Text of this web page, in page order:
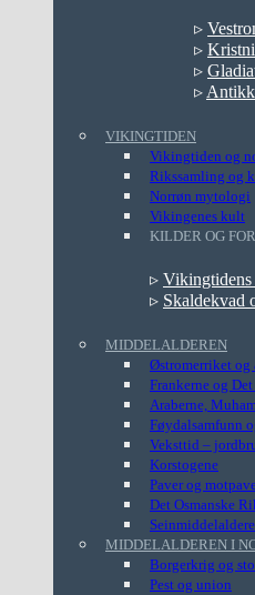
▹
▹
▹
▹
VIKINGTIDEN
Vikingtiden og
Rikssamling og
Norrøn mytologi
Vikingenes kult
KILDER OG
▹
▹ Skaldekvad
MIDDELALDEREN
Østromerriket og
Frankerne og
Araberne,
Føydalsamfunn
Veksttid –
Korstogene
Paver og
Det Osmanske
MIDDELALDEREN I
Borgerkrig og
Pest og union